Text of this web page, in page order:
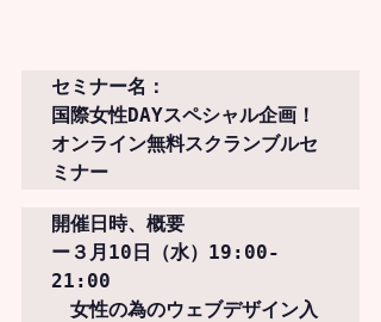
セミナー名：
国際女性DAYスペシャル企画！
オンライン無料スクランブルセ
ミナー
開催日時、概要
ー３月10日（水）19:00-
21:00
女性の為のウェブデザイン入